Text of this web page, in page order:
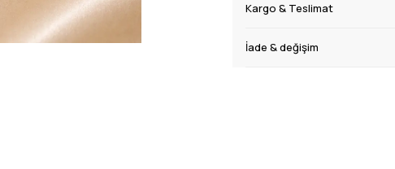
Kargo & Teslimat
İade & değişim